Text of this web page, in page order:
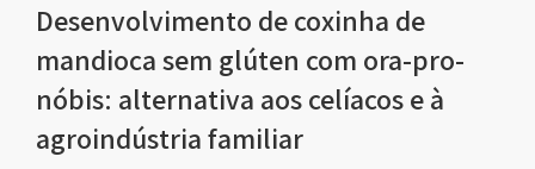
Desenvolvimento de coxinha de
mandioca sem glúten com ora-pro-
nóbis: alternativa aos celíacos e à
agroindústria familiar